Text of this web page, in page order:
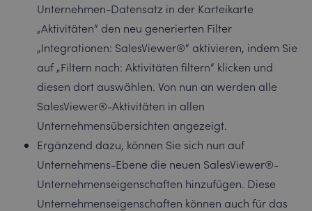
Unternehmen-Datensatz in der Karteikarte
„Aktivitäten“ den neu generierten Filter
„Integrationen: SalesViewer®“ aktivieren, indem Sie
auf „Filtern nach: Aktivitäten filtern“ klicken und
diesen dort auswählen. Von nun an werden alle
SalesViewer®-Aktivitäten in allen
Unternehmensübersichten angezeigt.
Ergänzend dazu, können Sie sich nun auf
Unternehmens-Ebene die neuen SalesViewer®-
Unternehmenseigenschaften hinzufügen. Diese
Unternehmenseigenschaften können auch für das